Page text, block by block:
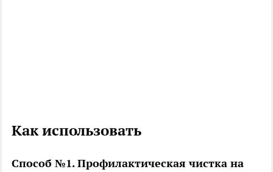
Как использовать
Способ №1. Профилактическая чистка на